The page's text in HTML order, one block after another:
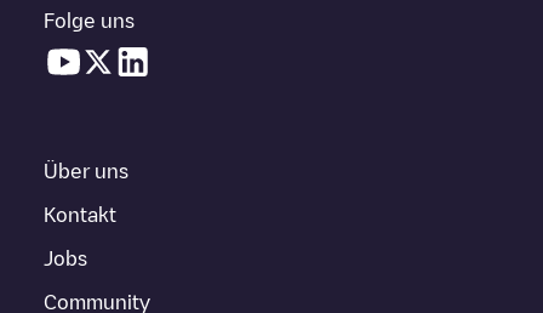
Folge uns
Über uns
Kontakt
Jobs
Community